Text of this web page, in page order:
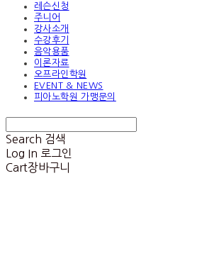
레슨신청
주니어
강사소개
수강후기
음악용품
이론자료
오프라인학원
EVENT & NEWS
피아노학원 가맹문의
Search 검색
Log In 로그인
Cart장바구니